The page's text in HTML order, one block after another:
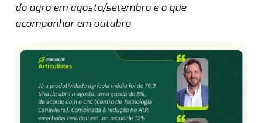
do agro em agosto/setembro e o que
acompanhar em outubro